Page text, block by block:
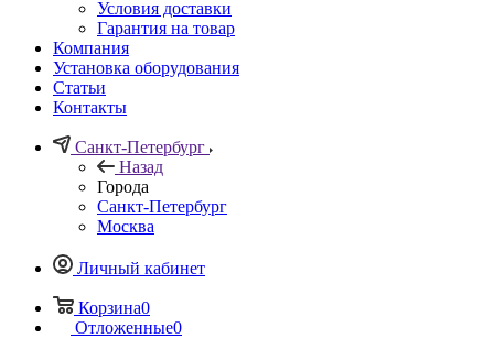
Условия доставки
Гарантия на товар
Компания
Установка оборудования
Статьи
Контакты
Санкт-Петербург
Назад
Города
Санкт-Петербург
Москва
Личный кабинет
Корзина0
Отложенные0